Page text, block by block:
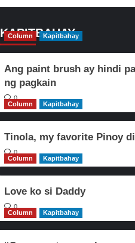
KAPITBAHAY
Column Kapitbahay
Ang paint brush ay hindi
ng pagkain
0
Column
Kapitbahay
Tinola, my favorite Pinoy
0
Column
Kapitbahay
Love ko si Daddy
0
Column
Kapitbahay